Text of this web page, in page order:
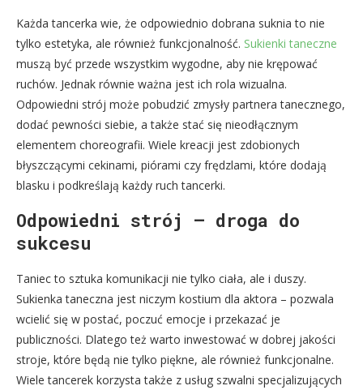
Każda tancerka wie, że odpowiednio dobrana suknia to nie
tylko estetyka, ale również funkcjonalność. Sukienki taneczne
muszą być przede wszystkim wygodne, aby nie krępować
ruchów. Jednak równie ważna jest ich rola wizualna.
Odpowiedni strój może pobudzić zmysły partnera tanecznego,
dodać pewności siebie, a także stać się nieodłącznym
elementem choreografii. Wiele kreacji jest zdobionych
błyszczącymi cekinami, piórami czy frędzlami, które dodają
blasku i podkreślają każdy ruch tancerki.
Odpowiedni strój – droga do
sukcesu
Taniec to sztuka komunikacji nie tylko ciała, ale i duszy.
Sukienka taneczna jest niczym kostium dla aktora – pozwala
wcielić się w postać, poczuć emocje i przekazać je
publiczności. Dlatego też warto inwestować w dobrej jakości
stroje, które będą nie tylko piękne, ale również funkcjonalne.
Wiele tancerek korzysta także z usług szwalni specjalizujących